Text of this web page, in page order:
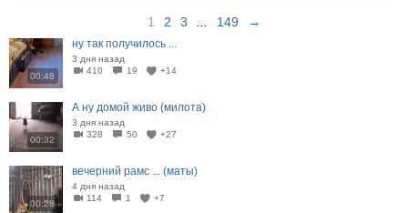
1 2 3 149 →
00:48
ну так получилось ...
3 дня назад
410
19 +14
00:32
А ну домой живо (милота)
3 дня назад
328
50 +27
00:28
вечерний рамс ... (маты)
4 дня назад
114
1 +7